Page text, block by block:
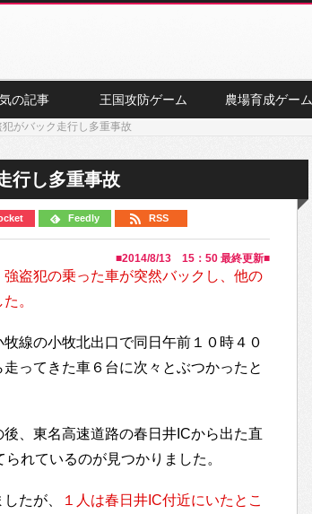
の記事 王国攻防ゲーム 農場育成ゲーム
がバック走行し多重事故
行し多重事故
Feedly RSS
■2014/8/13 15：50 最終更新■
強盗犯の乗った車が突然バックし、他の
。
線の小牧北出口で同日午前１０時４０
ってきた車６台に次々とぶつかったと
、東名高速道路の春日井ICから出た直
れているのが見つかりました。
たが、
１人は春日井IC付近にいたとこ